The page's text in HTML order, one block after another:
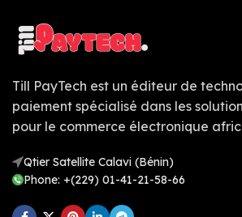
Till PayTech est un éditeur de
paiement spécialisé dans les
pour le commerce électronique
Qtier Satellite Calavi (Bénin)
Phone: +(229) 01-41-21-58-66